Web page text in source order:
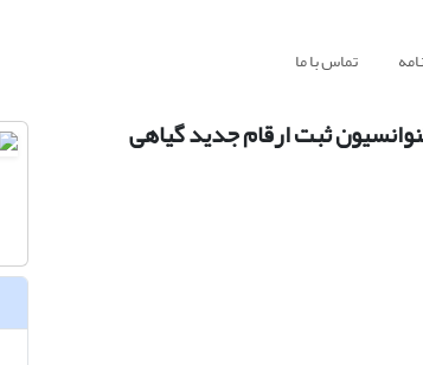
تماس با ما
ثبت ارقام جدید گیاهی